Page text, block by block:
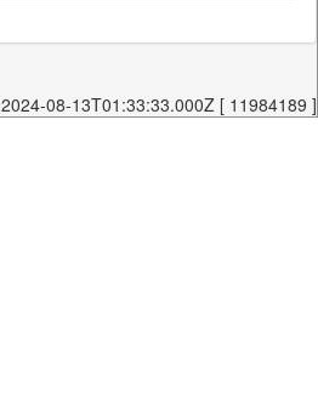
2024-08-13T01:33:33.000Z [ 11984189 ]